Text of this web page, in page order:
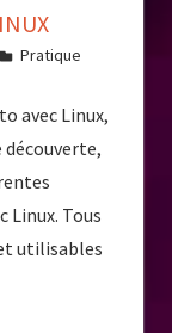
Pratique
avec Linux,
Tous
utilisables